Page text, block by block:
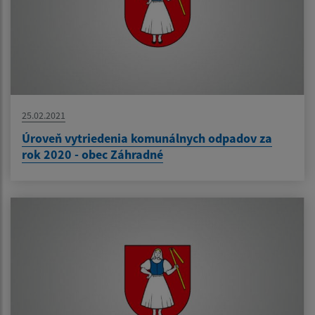
25.02.2021
Úroveň vytriedenia komunálnych odpadov za
rok 2020 - obec Záhradné